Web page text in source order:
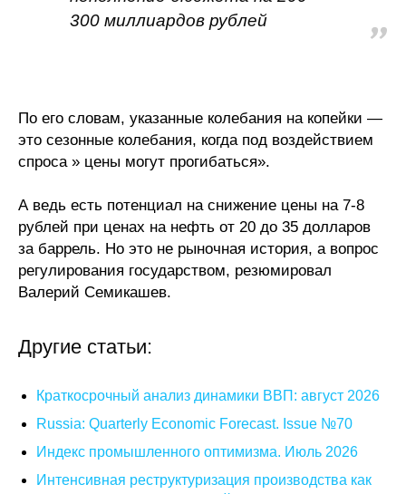
300 миллиардов рублей
По его словам, указанные колебания на копейки —
это сезонные колебания, когда под воздействием
спроса » цены могут прогибаться».
А ведь есть потенциал на снижение цены на 7-8
рублей при ценах на нефть от 20 до 35 долларов
за баррель. Но это не рыночная история, а вопрос
регулирования государством, резюмировал
Валерий Семикашев.
Другие статьи:
Краткосрочный анализ динамики ВВП: август 2026
Russia: Quarterly Economic Forecast. Issue №70
Индекс промышленного оптимизма. Июль 2026
Интенсивная реструктуризация производства как